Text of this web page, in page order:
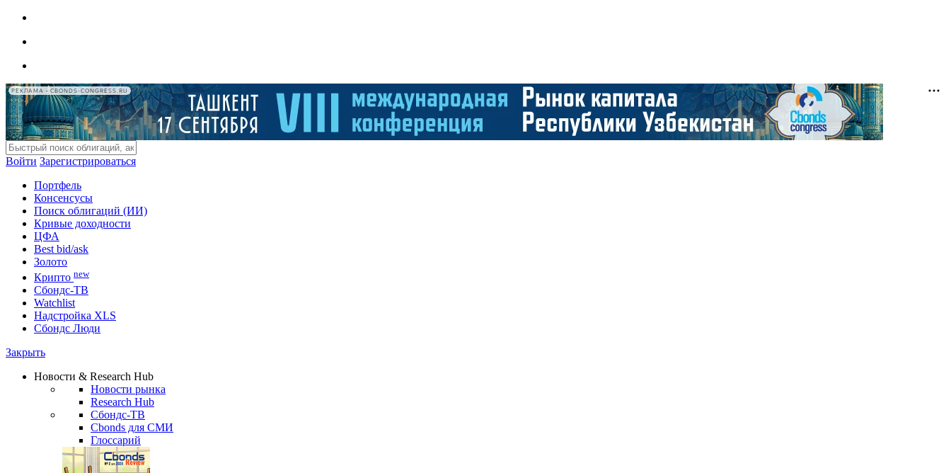
РЕКЛАМА • CBONDS-CONGRESS.RU
Войти Зарегистрироваться
Портфель
Консенсусы
Поиск облигаций (ИИ)
Кривые доходности
ЦФА
Best bid/ask
Золото
Крипто new
Сбондс-ТВ
Watchlist
Надстройка XLS
Сбондс Люди
Закрыть
Новости & Research Hub
Новости рынка
Research Hub
Сбондс-ТВ
Cbonds для СМИ
Глоссарий